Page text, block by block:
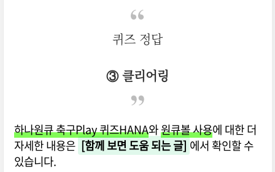
퀴즈 정답
③ 클리어링
하나원큐 축구Play 퀴즈HANA와원큐볼 사용에 대한 더
자세한 내용은 [함께 보면 도움 되는 글] 에서 확인할 수
있습니다.